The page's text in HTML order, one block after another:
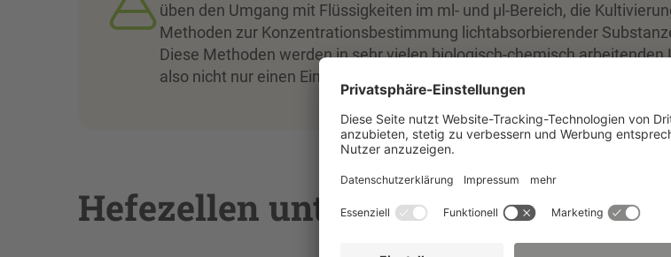
üben den Umgang mit Flüssigkeiten im ml- und µl-Bereich, die
Methoden zur Konzentrationsbestimmung lichtabsorbierender
Diese Methoden werden in sehr vielen biologisch-chemisch
also nicht nur einen Einblick in die Welt der Mikroorganismen, sondern
Hefezellen unter dem Mikroskop